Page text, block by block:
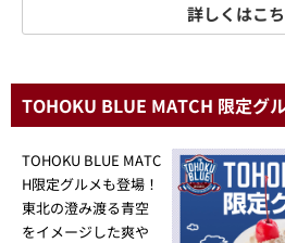
詳しくはこ
TOHOKU BLUE MATCH 限定グ
TOHOKU BLUE MATC
H限定グルメも登場！
東北の澄み渡る青空
をイメージした爽や